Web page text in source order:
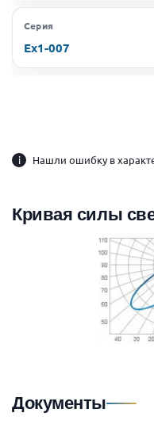
Серия
Ex1-007
i Нашли ошибку в
Кривая силы
Документы